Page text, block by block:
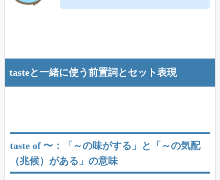
tasteと一緒に使う前置詞とセット表現
taste of 〜：「～の味がする」と「～の気配
（兆候）がある」の意味